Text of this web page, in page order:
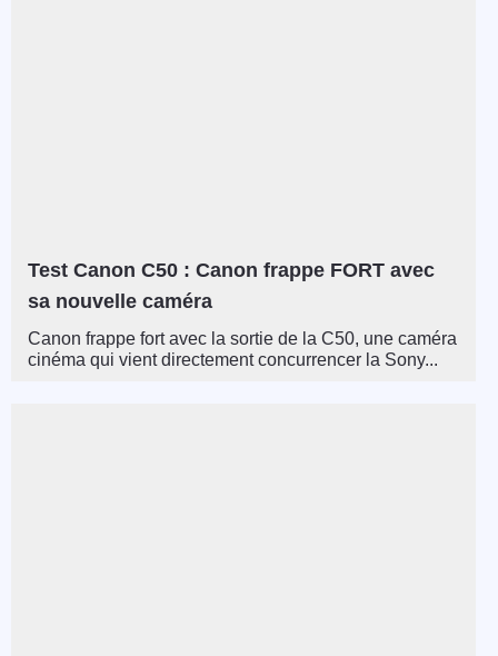
Test Canon C50 : Canon frappe FORT avec
sa nouvelle caméra
Canon frappe fort avec la sortie de la C50, une caméra
cinéma qui vient directement concurrencer la Sony...